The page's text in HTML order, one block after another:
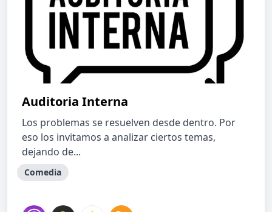
Auditoria Interna
Los problemas se resuelven desde dentro. Por
eso los invitamos a analizar ciertos temas,
dejando de...
Comedia